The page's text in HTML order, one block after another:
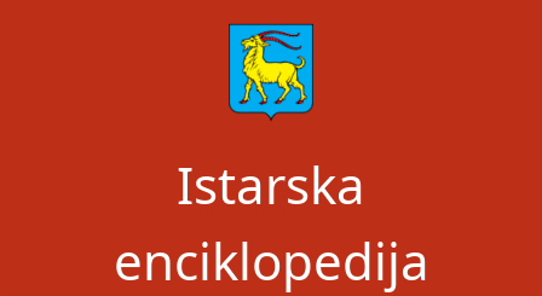
Istarska
enciklopedija